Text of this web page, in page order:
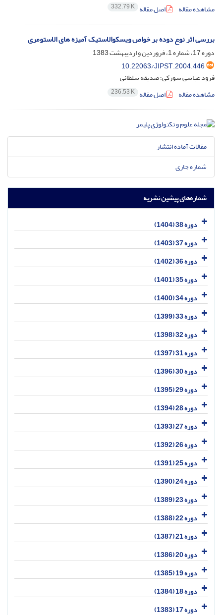
مشاهده مقاله
اصل مقاله 332.79 K
بررسی اثر نوع دوده بر خواص ویسکوالاستیک آمیزه های الاستومری
دوره 17، شماره 1، فروردین و اردیبهشت 1383
10.22063/JIPST.2004.446
فرود عباسی سورکی؛ صدیقه سلطانی
مشاهده مقاله
اصل مقاله 236.53 K
مقالات آماده انتشار
شماره جاری
شماره‌های پیشین نشریه
دوره 38 (1404)
دوره 37 (1403)
دوره 36 (1402)
دوره 35 (1401)
دوره 34 (1400)
دوره 33 (1399)
دوره 32 (1398)
دوره 31 (1397)
دوره 30 (1396)
دوره 29 (1395)
دوره 28 (1394)
دوره 27 (1393)
دوره 26 (1392)
دوره 25 (1391)
دوره 24 (1390)
دوره 23 (1389)
دوره 22 (1388)
دوره 21 (1387)
دوره 20 (1386)
دوره 19 (1385)
دوره 18 (1384)
دوره 17 (1383)